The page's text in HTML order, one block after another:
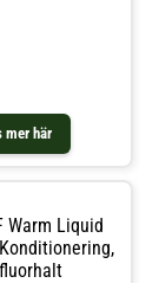
mer här
Warm Liquid